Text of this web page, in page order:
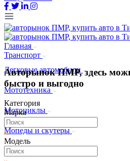
Главная
Транспорт
Легковые автомобили
Мототехника
Мотоциклы
Мопеды и скутеры
Квадроциклы
Авторынок ПМР, здесь
быстро и выгодно
Категория
Марка
Модель